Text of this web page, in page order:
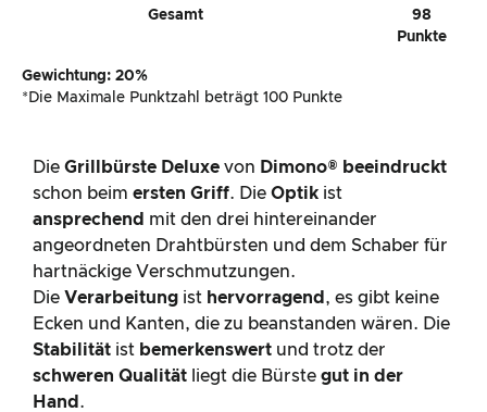
Gesamt
98
Punkte
Gewichtung: 20%
*Die Maximale Punktzahl beträgt 100 Punkte
Die Grillbürste Deluxe von Dimono® beeindruckt
schon beim ersten Griff. Die Optik ist
ansprechend mit den drei hintereinander
angeordneten Drahtbürsten und dem Schaber für
hartnäckige Verschmutzungen.
Die Verarbeitung ist hervorragend , es gibt keine
Ecken und Kanten, die zu beanstanden wären. Die
Stabilität ist bemerkenswert und trotz der
schweren Qualität liegt die Bürste gut in der
Hand .